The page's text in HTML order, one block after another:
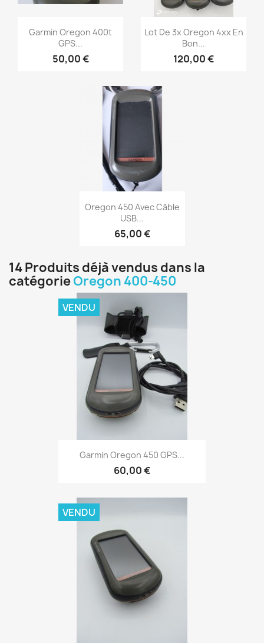
Aperçu rapide
Garmin Oregon 400t
GPS...
50,00 €
Aperçu rapide
Lot De 3x Oregon 4xx En
Bon...
120,00 €
Aperçu rapide
Oregon 450 Avec Câble
USB...
65,00 €
14 Produits déjà vendus dans la
catégorieOregon 400-450
Aperçu rapide
Garmin Oregon 450 GPS...
60,00 €
VENDU
VENDU